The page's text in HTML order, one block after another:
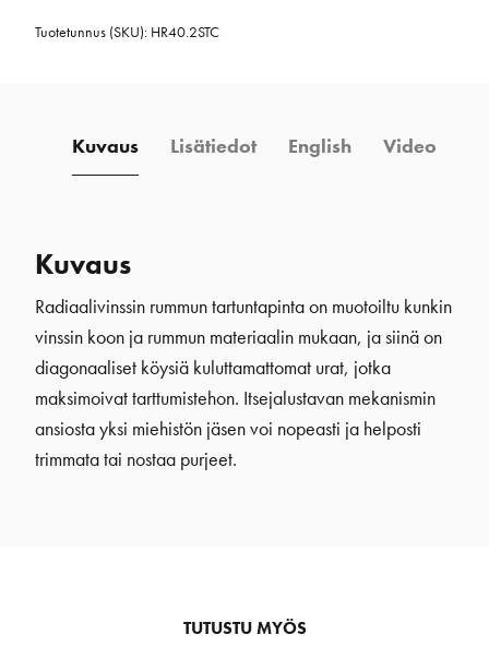
määrä
Tuotetunnus (SKU): HR40.2STC
Kuvaus Lisätiedot English Video
Kuvaus
Radiaalivinssin rummun tartuntapinta on muotoiltu kunkin
vinssin koon ja rummun materiaalin mukaan, ja siinä on
diagonaaliset köysiä kuluttamattomat urat, jotka
maksimoivat tarttumistehon. Itsejalustavan mekanismin
ansiosta yksi miehistön jäsen voi nopeasti ja helposti
trimmata tai nostaa purjeet.
TUTUSTU MYÖS